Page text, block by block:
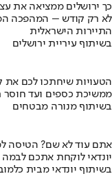
כך ירושלים ממציאה את
לא רק קודש – המהפכה
התיירות הישראלית
בשיתוף עיריית ירושלים
הטעויות שיחתכו לכם את
ממשיכת כספים ועד חוסר
בשיתוף מנורה מבטחים
אתם עוד לא שם? הטיסה
יונדאי לוקחת אתכם לבמה
בשיתוף יונדאי מבית